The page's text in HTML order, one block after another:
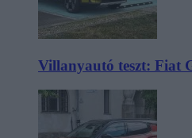
Villanyautó teszt: Fiat